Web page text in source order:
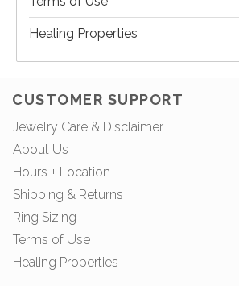
Healing Properties
CUSTOMER SUPPORT
Jewelry Care & Disclaimer
About Us
Hours + Location
Shipping & Returns
Ring Sizing
Terms of Use
Healing Properties